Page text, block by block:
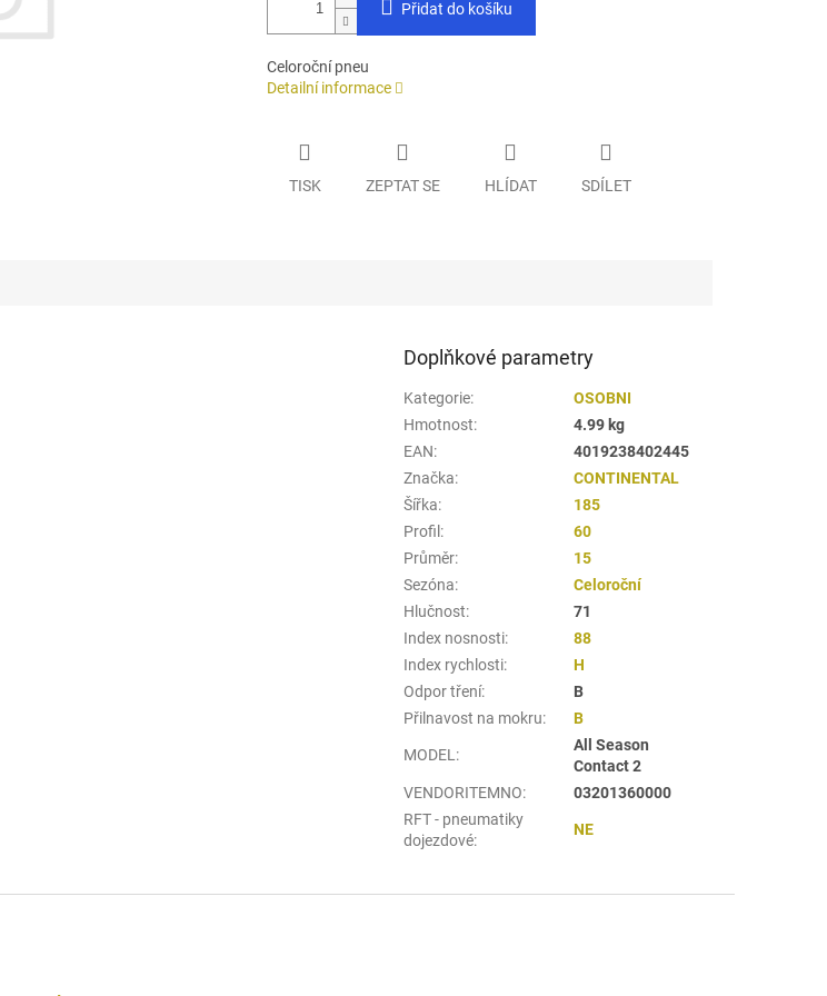
Přidat do košíku
Celoroční pneu
Detailní informace
TISK ZEPTAT SE HLÍDAT SDÍLET
Doplňkové parametry
Kategorie:
OSOBNI
Hmotnost:
4.99 kg
EAN:
4019238402445
Značka:
CONTINENTAL
Šířka:
185
Profil :
60
Průměr:
15
Sezóna:
Celoroční
Hlučnost:
71
Index nosnosti:
88
Index rychlosti:
H
Odpor tření:
B
Přilnavost na mokru: B
MODEL :
All Season
Contact 2
VENDORITEMNO:
03201360000
RFT - pneumatiky
dojezdové:
NE